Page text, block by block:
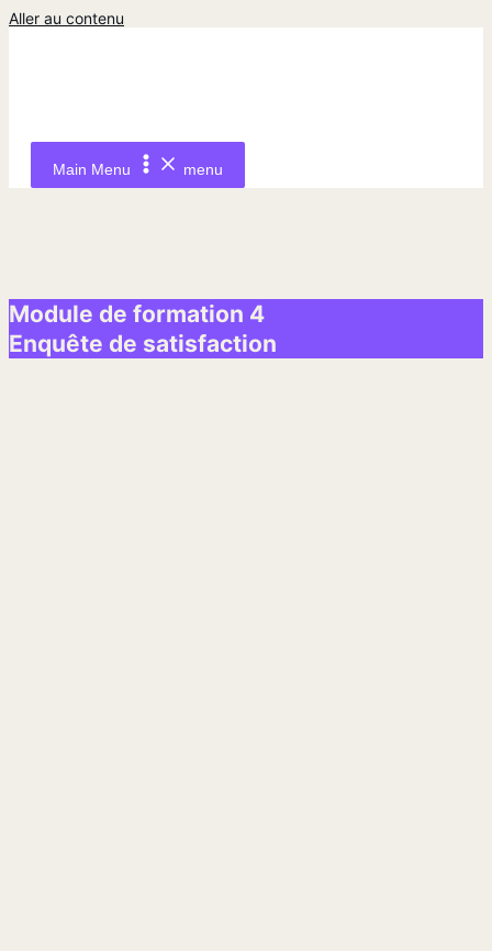
Aller au contenu
Main Menu menu
Module de formation 4
Enquête de satisfaction